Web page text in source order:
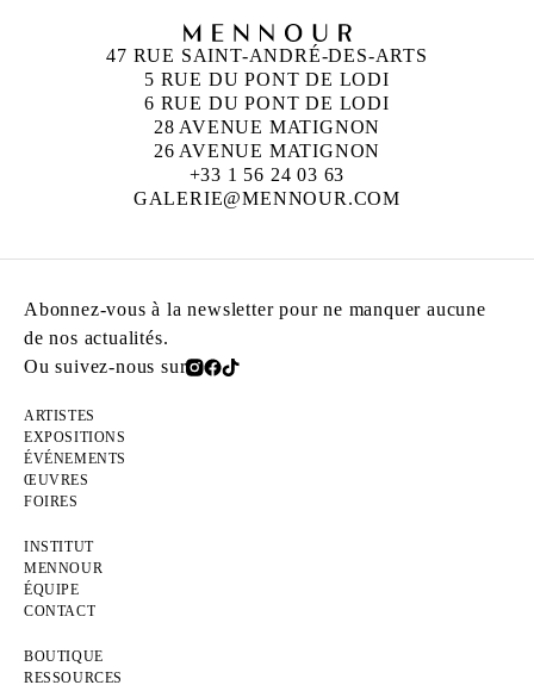
47 RUE SAINT-ANDRÉ-DES-ARTS
5 RUE DU PONT DE LODI
6 RUE DU PONT DE LODI
28 AVENUE MATIGNON
26 AVENUE MATIGNON
+33 1 56 24 03 63
GALERIE@MENNOUR.COM
Abonnez-vous à la newsletter pour ne manquer aucune
de nos actualités.
Ou suivez-nous sur
ARTISTES
EXPOSITIONS
ÉVÉNEMENTS
ŒUVRES
FOIRES
INSTITUT
MENNOUR
ÉQUIPE
CONTACT
BOUTIQUE
RESSOURCES